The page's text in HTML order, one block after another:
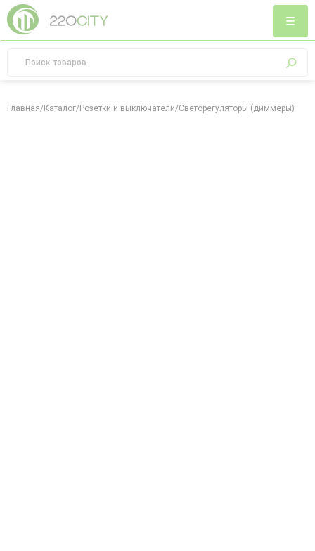
Главная/Каталог/Розетки и выключатели/Светорегуляторы (диммеры)